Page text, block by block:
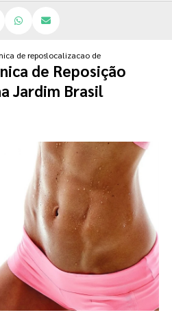
hormonal
de reposicao hormonal progesterona
localizacao de clinica de
de Reposição
Jardim Brasil